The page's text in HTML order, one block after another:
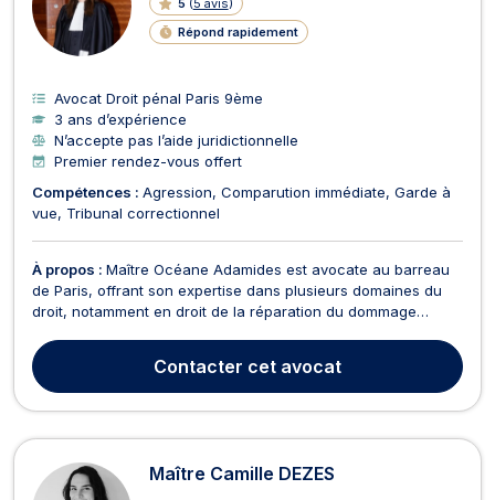
5 (5 avis)
Répond rapidement
Avocat Droit pénal Paris 9ème
3 ans d’expérience
N’accepte pas l’aide juridictionnelle
Premier rendez-vous offert
Compétences : Agression Comparution immédiate Garde à
vue
Tribunal correctionnel
À propos : Maître Océane Adamides est avocate au barreau
de Paris, offrant son expertise dans plusieurs domaines du
droit, notamment en droit de la réparation du dommage
droit pénal. En réparation du dommage corporel, Maître
ADAMIDES intervient dans des cas d'accidents de l...
Contacter cet avocat
Maître Camille DEZES